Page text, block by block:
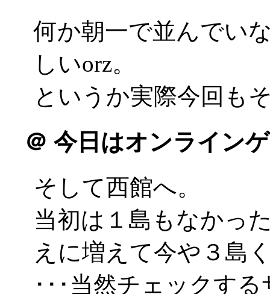
何か朝一で並んでい
しいorz。
というか実際今回も
＠ 今日はオンライン
そして西館へ。
当初は１島もなかっ
えに増えて今や３島
･･･当然チェックす